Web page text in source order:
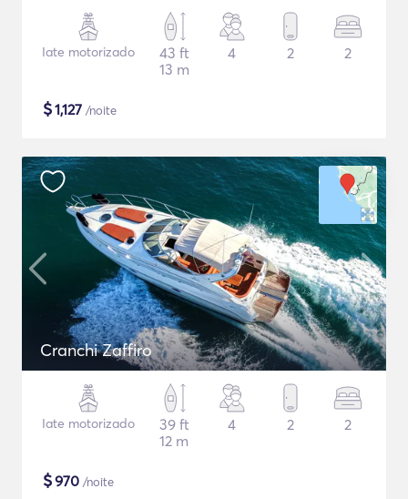
Iate motorizado
43 ft
13 m
4 2 2
$1,127 /noite
Cranchi Zaffiro
Iate motorizado
39 ft
12 m
4 2 2
$970 /noite